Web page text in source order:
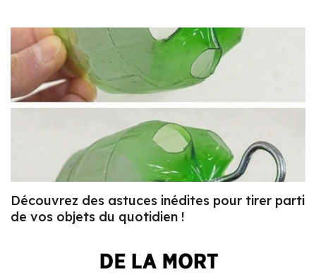
Découvrez des astuces inédites pour tirer parti
de vos objets du quotidien !